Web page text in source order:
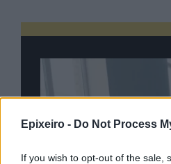
Epixeiro - Do Not Process
If you wish to opt-out of the sale,